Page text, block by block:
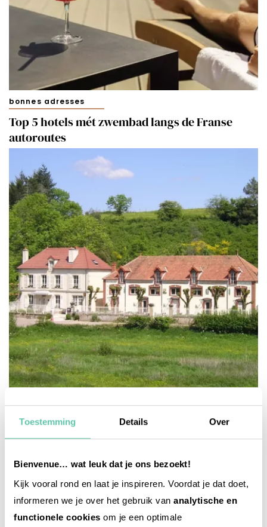
Toestemming Details Over
Bienvenue… wat leuk dat je ons bezoekt!
Kijk vooral rond en laat je inspireren. Voordat je dat doet,
informeren we je over het gebruik van analytische en
functionele cookies om je een optimale
bonnes adresses
Top 5 hotels mét zwembad langs de Franse
autoroutes
Klein charmehotel in de Bourgogne: Manoir